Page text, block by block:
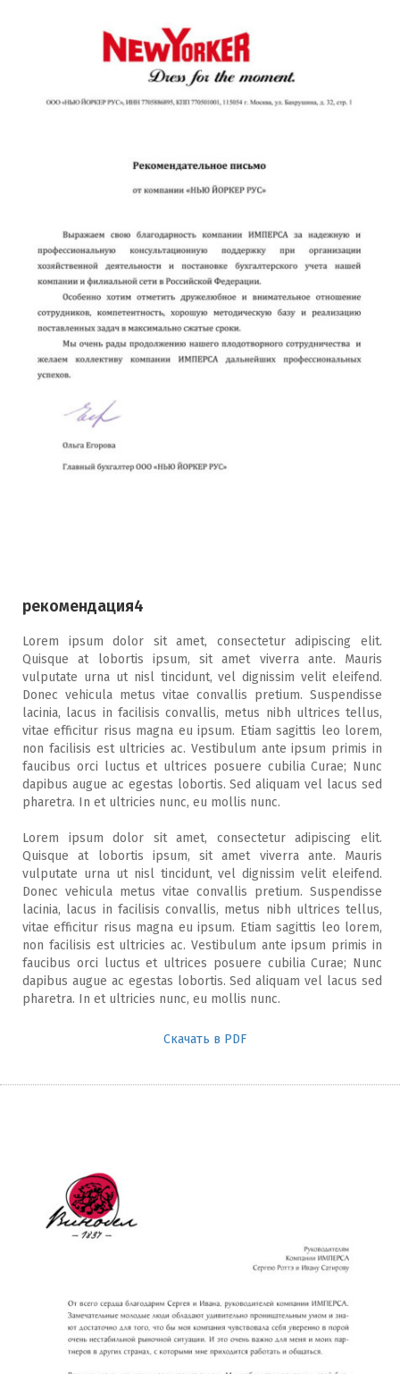
рекомендация4
Lorem ipsum dolor sit amet, consectetur adipiscing elit.
Quisque at lobortis ipsum, sit amet viverra ante. Mauris
vulputate urna ut nisl tincidunt, vel dignissim velit eleifend.
Donec vehicula metus vitae convallis pretium. Suspendisse
lacinia, lacus in facilisis convallis, metus nibh ultrices tellus,
vitae efficitur risus magna eu ipsum. Etiam sagittis leo lorem,
non facilisis est ultricies ac. Vestibulum ante ipsum primis in
faucibus orci luctus et ultrices posuere cubilia Curae; Nunc
dapibus augue ac egestas lobortis. Sed aliquam vel lacus sed
pharetra. In et ultricies nunc, eu mollis nunc.
Lorem ipsum dolor sit amet, consectetur adipiscing elit.
Quisque at lobortis ipsum, sit amet viverra ante. Mauris
vulputate urna ut nisl tincidunt, vel dignissim velit eleifend.
Donec vehicula metus vitae convallis pretium. Suspendisse
lacinia, lacus in facilisis convallis, metus nibh ultrices tellus,
vitae efficitur risus magna eu ipsum. Etiam sagittis leo lorem,
non facilisis est ultricies ac. Vestibulum ante ipsum primis in
faucibus orci luctus et ultrices posuere cubilia Curae; Nunc
dapibus augue ac egestas lobortis. Sed aliquam vel lacus sed
pharetra. In et ultricies nunc, eu mollis nunc.
Скачать в PDF